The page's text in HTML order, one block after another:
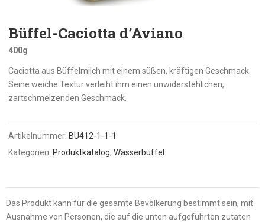
Büffel-Caciotta d’Aviano
400g
Caciotta aus Büffelmilch mit einem süßen, kräftigen Geschmack.
Seine weiche Textur verleiht ihm einen unwiderstehlichen,
zartschmelzenden Geschmack.
Artikelnummer: BU412-1-1-1
Kategorien: Produktkatalog,Wasserbüffel
Das Produkt kann für die gesamte Bevölkerung bestimmt sein, mit
Ausnahme von Personen, die auf die unten aufgeführten zutaten